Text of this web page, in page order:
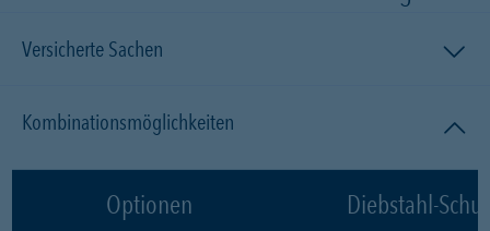
Versicherte Sachen
Kombinationsmöglichkeiten
Optionen Diebstahl-